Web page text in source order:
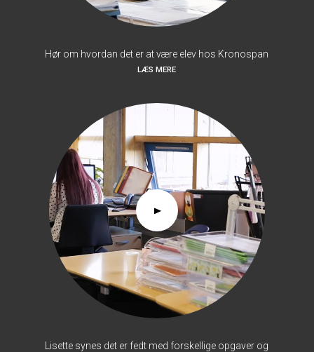
Hør om hvordan det er at være elev hos Kronospan
LÆS MERE
Lisette synes det er fedt med forskellige opgaver og